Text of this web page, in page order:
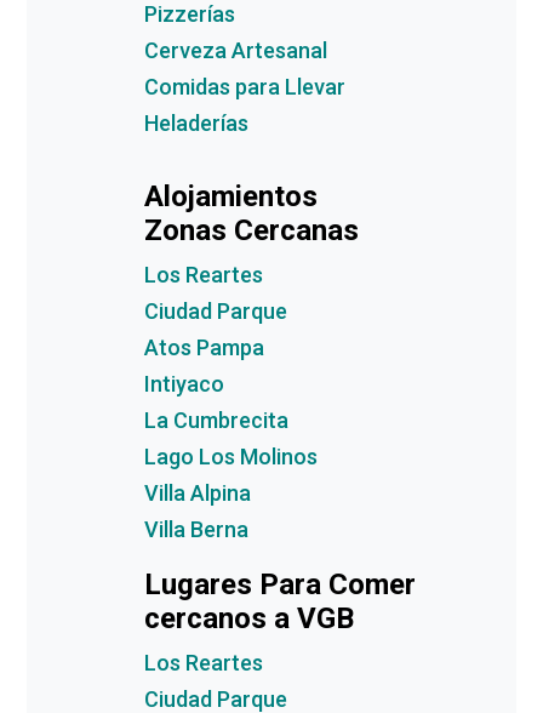
Pizzerías
Cerveza Artesanal
Comidas para Llevar
Heladerías
Alojamientos
Zonas Cercanas
Los Reartes
Ciudad Parque
Atos Pampa
Intiyaco
La Cumbrecita
Lago Los Molinos
Villa Alpina
Villa Berna
Lugares Para Comer
cercanos a VGB
Los Reartes
Ciudad Parque